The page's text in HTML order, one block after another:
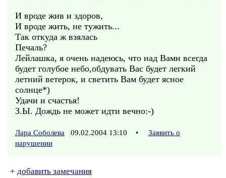
И вроде жив и здоров,
И вроде жить, не тужить...
Так откуда ж взялась
Печаль?
Лейлашка, я очень надеюсь, что над Вами всегда
будет голубое небо,обдувать Вас будет легкий
летний ветерок, и светить Вам будет ясное
солнце*)
Удачи и счастья!
З.Ы. Дождь не может идти вечно:-)
Лара Соболева 09.02.2004 13:10 •
Заявить о
нарушении
+ добавить замечания